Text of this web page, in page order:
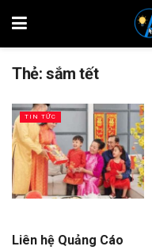
Thẻ:sắm tết
TIN TỨC
Liên hệ Quảng Cáo